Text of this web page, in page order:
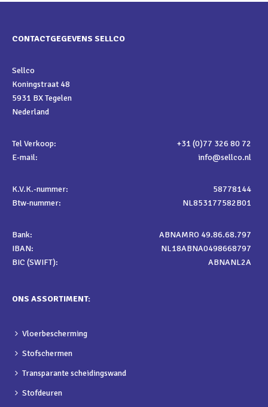
CONTACTGEGEVENS SELLCO
Sellco
Koningstraat 48
5931 BX Tegelen
Nederland
Tel Verkoop:
+31 (0)77 326 80 72
E-mail:
info@sellco.nl
K.V.K.-nummer:
58778144
Btw-nummer:
NL853177582B01
Bank:
ABNAMRO 49.86.68.797
IBAN:
NL18ABNA0498668797
BIC (SWIFT):
ABNANL2A
ONS ASSORTIMENT:
Vloerbescherming
Stofschermen
Transparante scheidingswand
Stofdeuren